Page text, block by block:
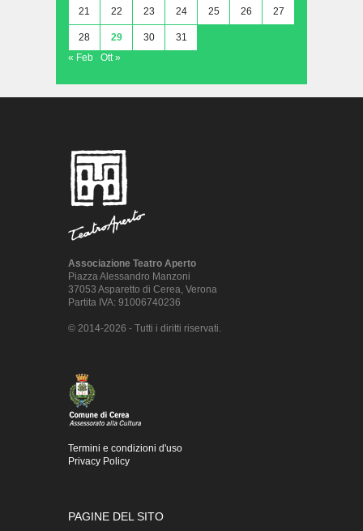
21 22 23 24 25 26 27
28 29 30
31
« Feb
Ott »
Associazione Teatro Aperto
Piazza Alessandro Manzoni
37053 Asparetto di Cerea, Verona
Partita IVA: 91006740236
© 2014-2026 - Tutti i diritti riservati.
Termini e condizioni d'uso
Privacy Policy
PAGINE DEL SITO